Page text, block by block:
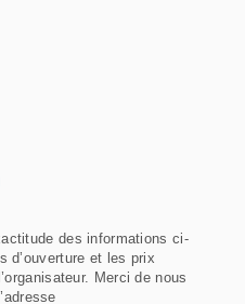
des informations ci-
d’ouverture et les prix
Merci de nous